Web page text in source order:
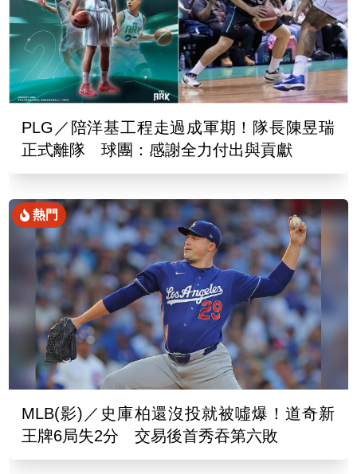
PLG／陪洋基工程走過成軍期！隊長陳昱瑞
正式離隊 球團：感謝全力付出與貢獻
熱門
MLB(影)／史庫柏還沒投就被噓爆！道奇新
王牌6局失2分 交易後首秀吞第六敗